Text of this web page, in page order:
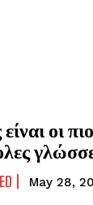
οι πιο
May 28,